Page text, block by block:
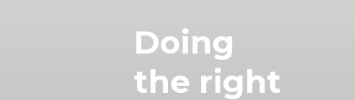
Doing
the right